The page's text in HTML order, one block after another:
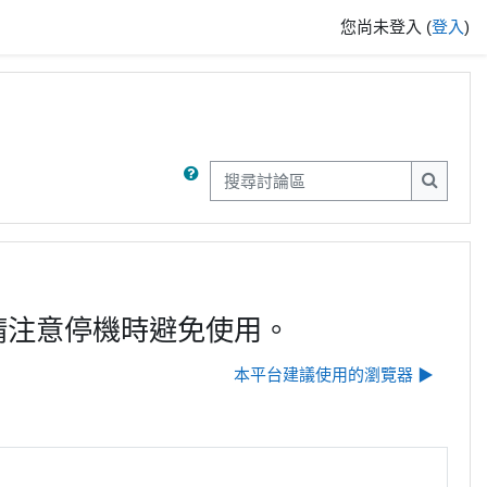
您尚未登入 (登入 )
搜尋討論區
搜尋討
意停機時避免使用。
本平台建議使用的瀏覽器 ▶︎